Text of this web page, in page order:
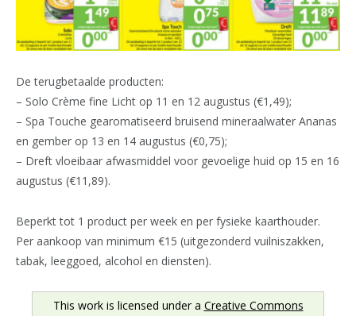
De terugbetaalde producten:
– Solo Crème fine Licht op 11 en 12 augustus (€1,49);
– Spa Touche gearomatiseerd bruisend mineraalwater Ananas
en gember op 13 en 14 augustus (€0,75);
– Dreft vloeibaar afwasmiddel voor gevoelige huid op 15 en 16
augustus (€11,89).
Beperkt tot 1 product per week en per fysieke kaarthouder.
Per aankoop van minimum €15 (uitgezonderd vuilniszakken,
tabak, leeggoed, alcohol en diensten).
This work is licensed under a Creative Commons